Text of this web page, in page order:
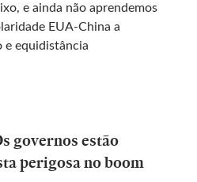
e ainda não aprendemos
EUA-China a
e equidistância
governos estão
perigosa no boom